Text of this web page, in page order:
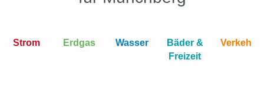
Strom Erdgas Wasser
Bäder &
Freizeit
Verkehr